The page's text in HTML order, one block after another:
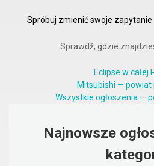
Spróbuj zmienić swoje zapytanie
Sprawdź, gdzie
Eclipse w całej
Mitsubishi — powiat
Wszystkie ogłoszenia —
Najnowsze